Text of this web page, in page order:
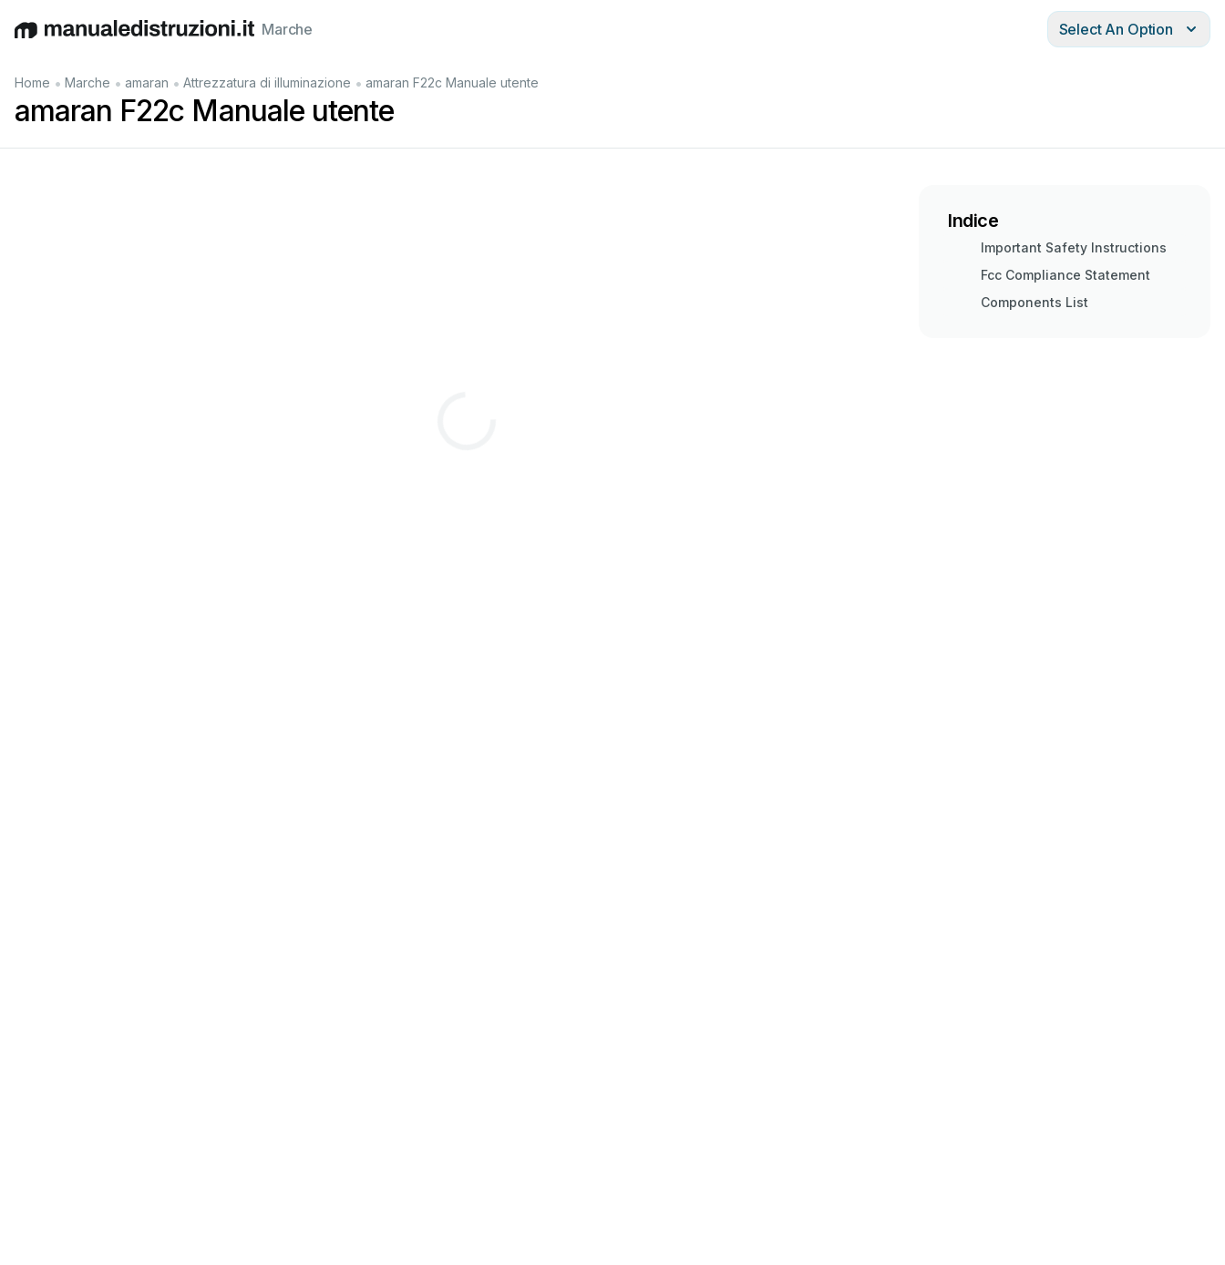
EnglishDeutschEspañol Italiano Français
Marche Select An Option
Home • Marche • amaran • Attrezzatura di illuminazione • amaran F22c Manuale utente
amaran F22c Manuale utente
Indice
Important Safety Instructions
Fcc Compliance Statement
Components List